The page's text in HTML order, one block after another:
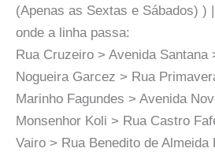
(Apenas as Sextas e Sábados) )
onde a linha passa:
Rua Cruzeiro > Avenida Santana
Nogueira Garcez > Rua
Marinho Fagundes > Avenida
Monsenhor Koli > Rua Castro
Vairo > Rua Benedito de Almeida